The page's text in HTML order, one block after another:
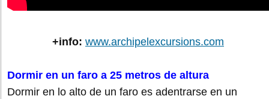
+info: www.archipelexcursions.com
Dormir en un faro a 25 metros de altura
Dormir en lo alto de un faro es adentrarse en un